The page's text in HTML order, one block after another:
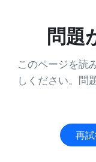
問題
このページを読
しください。問
再